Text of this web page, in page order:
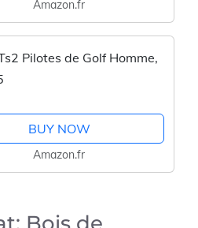
Amazon.fr
Pilotes de Golf Homme,
BUY NOW
Amazon.fr